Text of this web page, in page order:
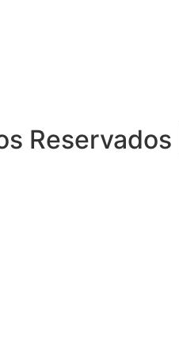
Reservados |